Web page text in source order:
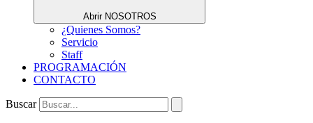
Abrir NOSOTROS
¿Quienes Somos?
Servicio
Staff
PROGRAMACIÓN
CONTACTO
Buscar